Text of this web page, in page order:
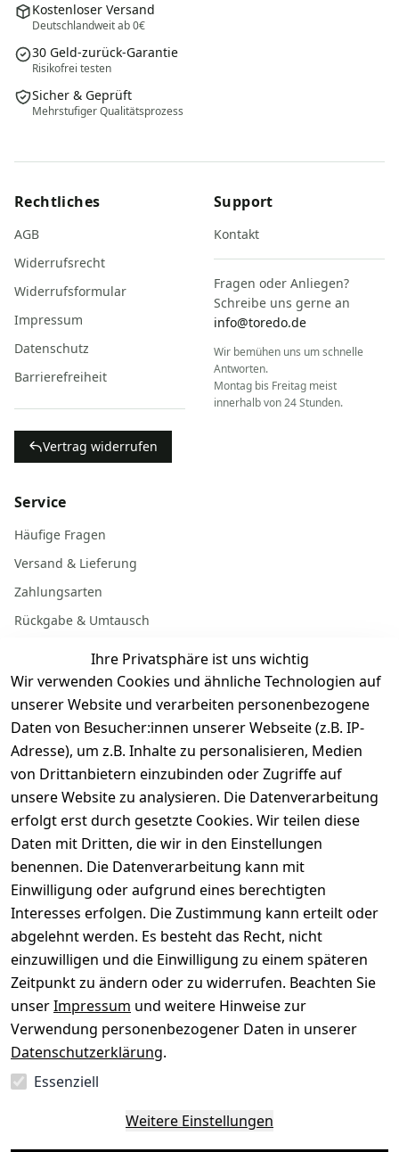
Ihre Privatsphäre ist uns wichtig
Wir verwenden Cookies und ähnliche Technologien auf
unserer Website und verarbeiten personenbezogene
Daten von Besucher:innen unserer Webseite (z.B. IP-
Adresse), um z.B. Inhalte zu personalisieren, Medien
von Drittanbietern einzubinden oder Zugriffe auf
unsere Website zu analysieren. Die Datenverarbeitung
erfolgt erst durch gesetzte Cookies. Wir teilen diese
Daten mit Dritten, die wir in den Einstellungen
benennen. Die Datenverarbeitung kann mit
Einwilligung oder aufgrund eines berechtigten
Interesses erfolgen. Die Zustimmung kann erteilt oder
abgelehnt werden. Es besteht das Recht, nicht
einzuwilligen und die Einwilligung zu einem späteren
Zeitpunkt zu ändern oder zu widerrufen. Beachten Sie
unserImpressum und weitere Hinweise zur
Verwendung personenbezogener Daten in unserer
Datenschutzerklärung.
Essenziell
Weitere Einstellungen
Kostenloser Versand
Deutschlandweit ab 0€
30 Geld-zurück-Garantie
Risikofrei testen
Sicher & Geprüft
Mehrstufiger Qualitätsprozess
Rechtliches
AGB
Widerrufsrecht
Widerrufsformular
Impressum
Datenschutz
Barrierefreiheit
Vertrag widerrufen
Support
Kontakt
Fragen oder Anliegen?
Schreibe uns gerne an
info@toredo.de
Wir bemühen uns um schnelle
Antworten.
Montag bis Freitag meist
innerhalb von 24 Stunden.
Service
Häufige Fragen
Versand & Lieferung
Zahlungsarten
Rückgabe & Umtausch
Batterieentsorgung
Gerät verkaufen
Dein altes Gerät ist bares Geld wert. Festpreis in
wenigen Minuten, kostenfrei einsenden, Auszahlung
aufs Konto.
Gerät verkaufen
Sichere Zahlungsarten
SEPA Bank
Sicherheit
Deine Daten. Sicher. Vertraulich.